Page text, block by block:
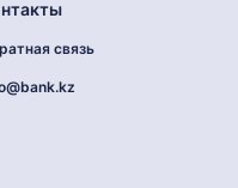
связь